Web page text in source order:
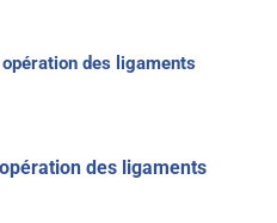
des ligaments